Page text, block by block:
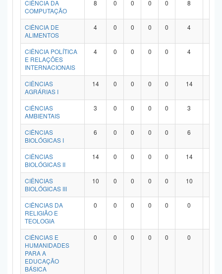
Banco Central do Brasil
CIÊNCIA DA
COMPUTAÇÃO
8 0 0 0 0 8
CIÊNCIA DE
ALIMENTOS
4 0 0 0 0 4
CIÊNCIA POLÍTICA
E RELAÇÕES
INTERNACIONAIS
4 0 0 0 0 4
CIÊNCIAS
AGRÁRIAS I
14 0 0 0 0 14
CIÊNCIAS
AMBIENTAIS
3 0 0 0 0 3
CIÊNCIAS
BIOLÓGICAS I
6 0 0 0 0 6
CIÊNCIAS
BIOLÓGICAS II
14 0 0 0 0 14
CIÊNCIAS
BIOLÓGICAS III
10 0 0 0 0 10
CIÊNCIAS DA
RELIGIÃO E
TEOLOGIA
0 0 0 0 0 0
CIÊNCIAS E
HUMANIDADES
PARA A
EDUCAÇÃO
BÁSICA
0 0 0 0 0 0